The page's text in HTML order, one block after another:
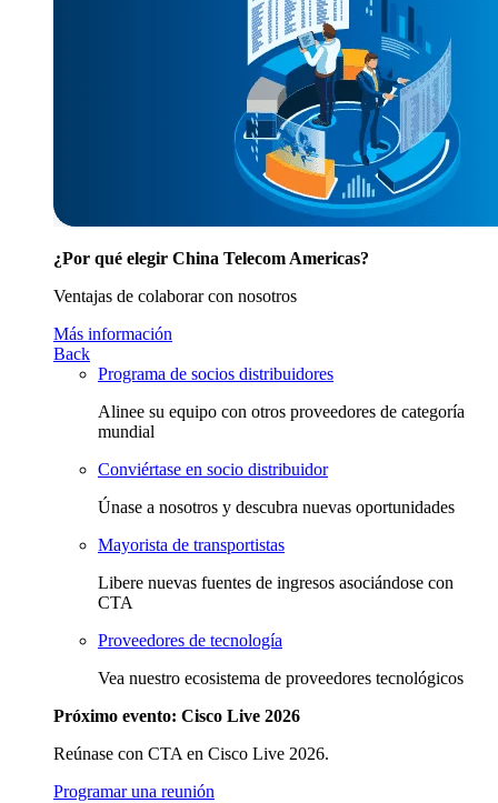
¿Por qué elegir China Telecom Americas?
Ventajas de colaborar con nosotros
Más información
Back
Programa de socios distribuidores
Alinee su equipo con otros proveedores de categoría
mundial
Conviértase en socio distribuidor
Únase a nosotros y descubra nuevas oportunidades
Mayorista de transportistas
Libere nuevas fuentes de ingresos asociándose con
CTA
Proveedores de tecnología
Vea nuestro ecosistema de proveedores tecnológicos
Próximo evento: Cisco Live 2026
Reúnase con CTA en Cisco Live 2026.
Programar una reunión